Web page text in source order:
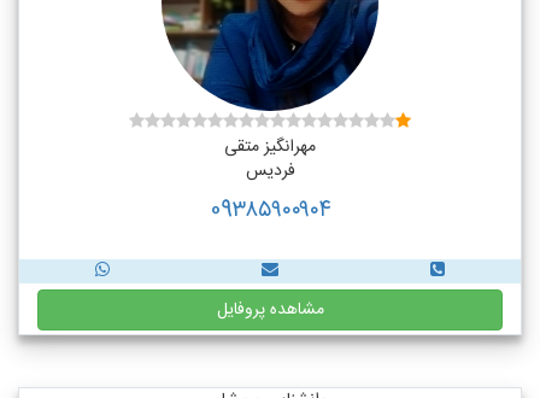
مهرانگیز متقی
فردیس
09۳۸۵۹۰۰۹۰۴
مشاهده پروفایل